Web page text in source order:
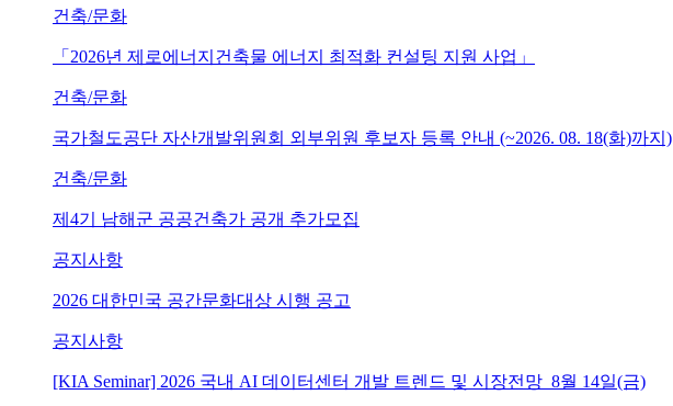
건축/문화
「2026년 제로에너지건축물 에너지 최적화 컨설팅 지원 사업」
건축/문화
국가철도공단 자산개발위원회 외부위원 후보자 등록 안내 (~2026. 08. 18(화)까지)
건축/문화
제4기 남해군 공공건축가 공개 추가모집
공지사항
2026 대한민국 공간문화대상 시행 공고
공지사항
[KIA Seminar] 2026 국내 AI 데이터센터 개발 트렌드 및 시장전망_8월 14일(금)